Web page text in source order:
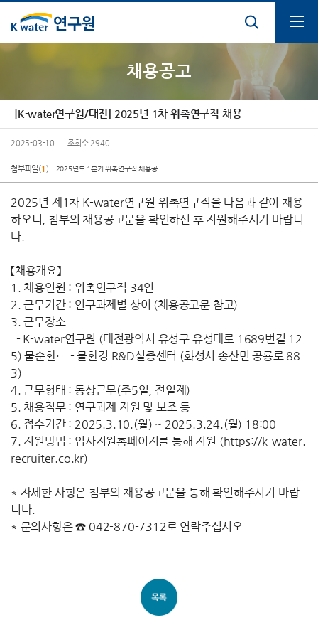
통합검색열기전체메뉴열기
채용공고
[K-water연구원/대전] 2025년 1차 위촉연구직 채용
2025-03-10 조회수 2940
첨부파일(1) 2025년도 1분기 위촉연구직 채용공...
2025년 제1차 K-water연구원 위촉연구직을 다음과 같이 채용
하오니, 첨부의 채용공고문을 확인하신 후 지원해주시기 바랍니
다.
【채용개요】
1. 채용인원 : 위촉연구직 34인
2. 근무기간 : 연구과제별 상이 (채용공고문 참고)
3. 근무장소
- K-water연구원 (대전광역시 유성구 유성대로 1689번길 12
5) 물순환· - 물환경 R&D실증센터 (화성시 송산면 공룡로 88
3)
4. 근무형태 : 통상근무(주5일, 전일제)
5. 채용직무 : 연구과제 지원 및 보조 등
6. 접수기간 : 2025.3.10.(월) ~ 2025.3.24.(월) 18:00
7. 지원방법 : 입사지원홈페이지를 통해 지원 (https://k-water.
recruiter.co.kr)
* 자세한 사항은 첨부의 채용공고문을 통해 확인해주시기 바랍
니다.
* 문의사항은 ☎ 042-870-7312로 연락주십시오